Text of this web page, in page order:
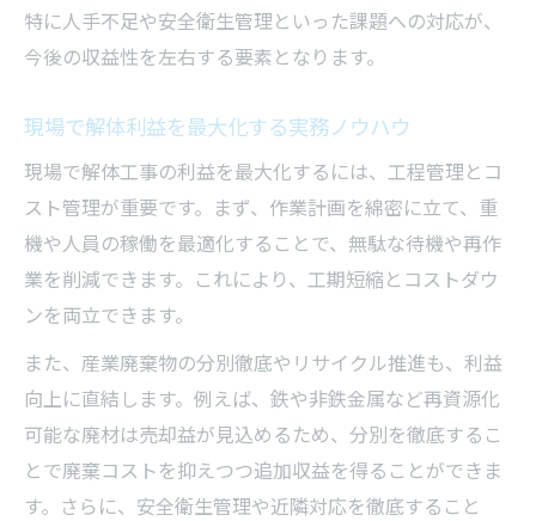
特に人手不足や安全衛生管理といった課題への対応が、
今後の収益性を左右する要素となります。
現場で解体利益を最大化する実務ノウハウ
現場で解体工事の利益を最大化するには、工程管理とコ
スト管理が重要です。まず、作業計画を綿密に立て、重
機や人員の稼働を最適化することで、無駄な待機や再作
業を削減できます。これにより、工期短縮とコストダウ
ンを両立できます。
また、産業廃棄物の分別徹底やリサイクル推進も、利益
向上に直結します。例えば、鉄や非鉄金属など再資源化
可能な廃材は売却益が見込めるため、分別を徹底するこ
とで廃棄コストを抑えつつ追加収益を得ることができま
す。さらに、安全衛生管理や近隣対応を徹底すること